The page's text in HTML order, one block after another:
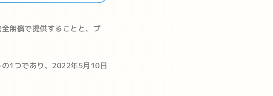
無償で提供することと、プ
1つであり、2022年5月10日